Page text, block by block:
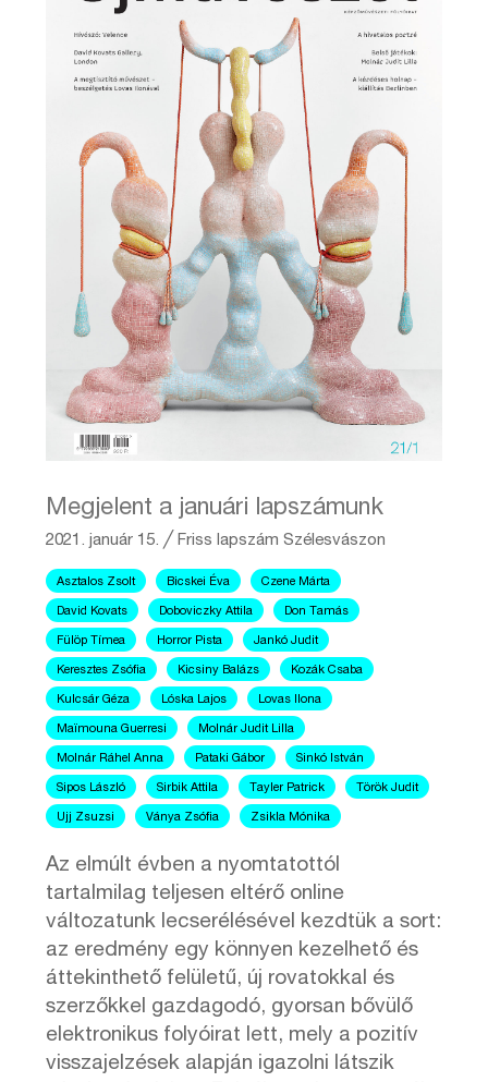
Megjelent a januári lapszámunk
2021. január 15. ╱Friss lapszám Szélesvászon
Asztalos Zsolt Bicskei Éva Czene Márta
David Kovats Doboviczky Attila Don Tamás
Fülöp Tímea Horror Pista Jankó Judit
Keresztes Zsófia Kicsiny Balázs Kozák Csaba
Kulcsár Géza Lóska Lajos Lovas Ilona
Maïmouna Guerresi Molnár Judit Lilla
Molnár Ráhel Anna Pataki Gábor Sinkó István
Sipos László Sirbik Attila Tayler Patrick Török Judit
Ujj Zsuzsi Ványa Zsófia Zsikla Mónika
Az elmúlt évben a nyomtatottól
tartalmilag teljesen eltérő online
változatunk lecserélésével kezdtük a sort:
az eredmény egy könnyen kezelhető és
áttekinthető felületű, új rovatokkal és
szerzőkkel gazdagodó, gyorsan bővülő
elektronikus folyóirat lett, mely a pozitív
visszajelzések alapján igazolni látszik